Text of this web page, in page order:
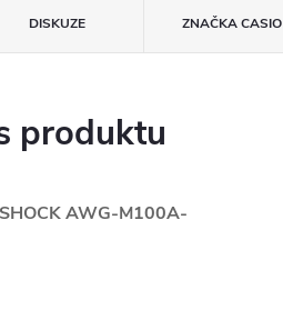
DISKUZE ZNAČKACASIO
produktu
AWG-M100A-